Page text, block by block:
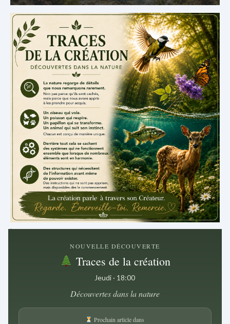
.
NOUVELLE DÉCOUVERTE
Traces de la création
Jeudi · 18:00
Découvertes dans la nature
Prochain article dans